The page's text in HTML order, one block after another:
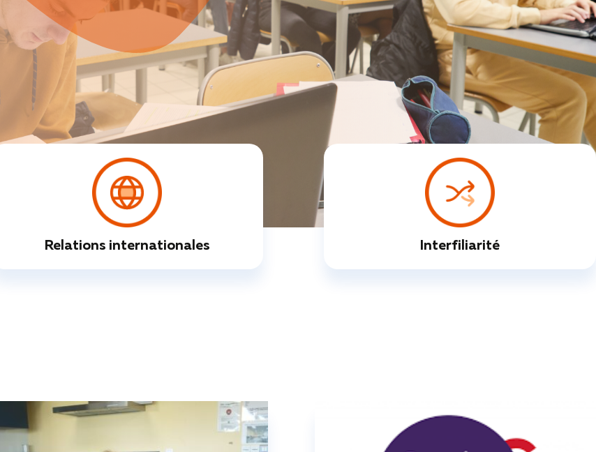
Relations internationales Interfiliarité